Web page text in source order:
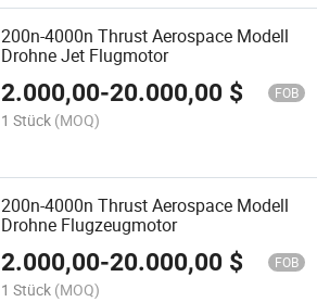
200n-4000n Thrust Aerospace Modell
Drohne Jet Flugmotor
2.000,00-20.000,00 $ FOB
1 Stück (MOQ)
200n-4000n Thrust Aerospace Modell
Drohne Flugzeugmotor
2.000,00-20.000,00 $ FOB
1 Stück (MOQ)